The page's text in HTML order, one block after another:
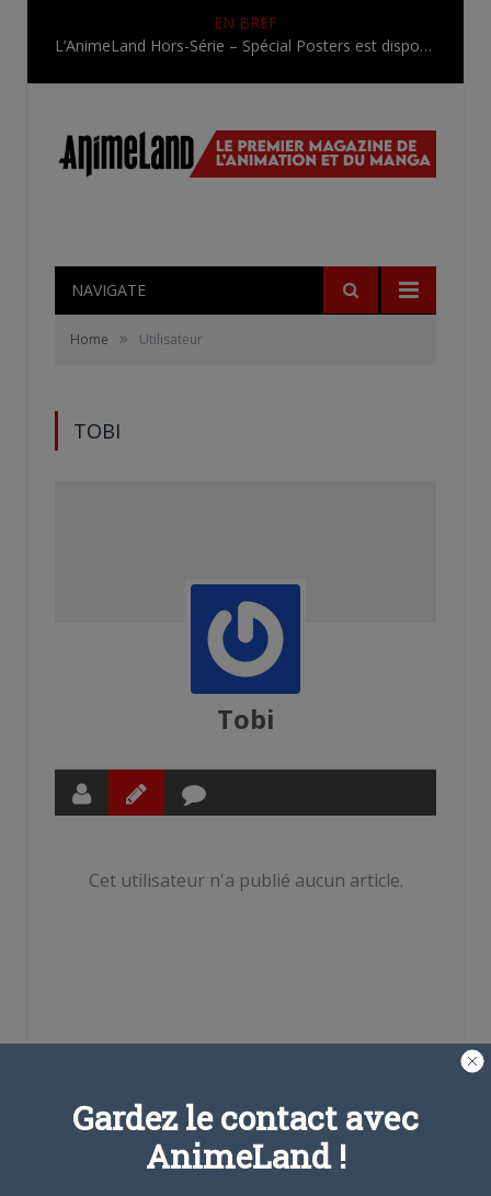
EN BREF
L’AnimeLand Hors-Série – Spécial Posters est disponible !
NAVIGATE
Home » Utilisateur
TOBI
Tobi
Cet utilisateur n'a publié aucun article.
Se souvenir de moi
Créer un
compte
Gardez le contact avec
AnimeLand !